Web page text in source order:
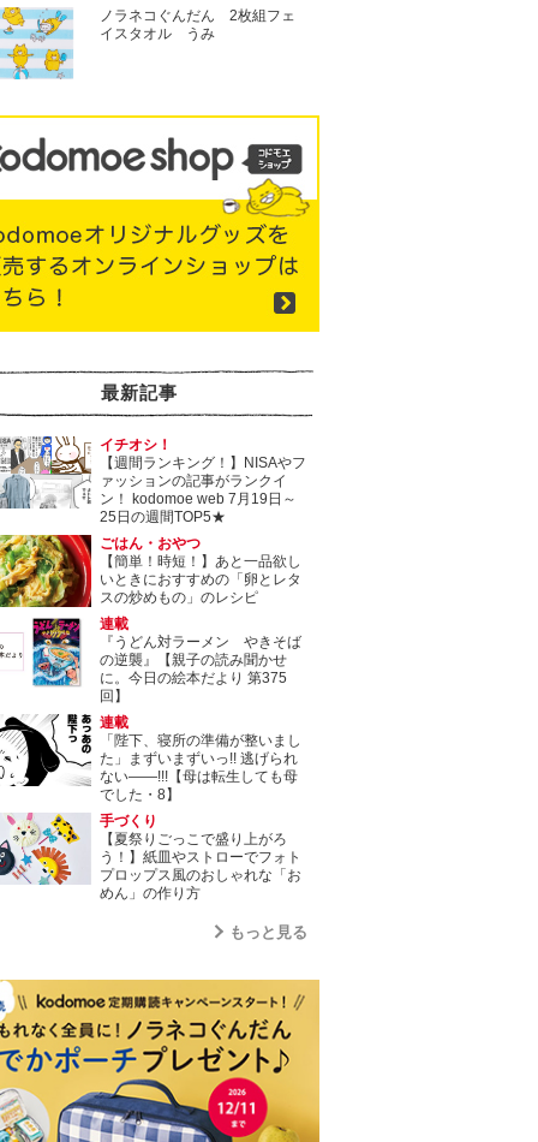
ノラネコぐんだん 2枚組フェ
イスタオル うみ
最新記事
イチオシ！
【週間ランキング！】NISAやフ
ァッションの記事がランクイ
ン！ kodomoe web 7月19日～
25日の週間TOP5★
ごはん・おやつ
【簡単！時短！】あと一品欲し
いときにおすすめの「卵とレタ
スの炒めもの」のレシピ
連載
『うどん対ラーメン やきそば
の逆襲』【親子の読み聞かせ
に。今日の絵本だより 第375
回】
連載
「陛下、寝所の準備が整いまし
た」まずいまずいっ!! 逃げられ
ない――!!!【母は転生しても母
でした・8】
手づくり
【夏祭りごっこで盛り上がろ
う！】紙皿やストローでフォト
プロップス風のおしゃれな「お
めん」の作り方
もっと見る